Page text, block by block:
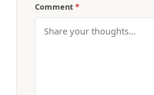
Comment *